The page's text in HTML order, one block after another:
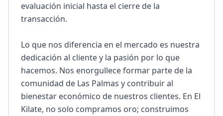
evaluación inicial hasta el cierre de la
transacción.
Lo que nos diferencia en el mercado es nuestra
dedicación al cliente y la pasión por lo que
hacemos. Nos enorgullece formar parte de la
comunidad de Las Palmas y contribuir al
bienestar económico de nuestros clientes. En El
Kilate, no solo compramos oro; construimos